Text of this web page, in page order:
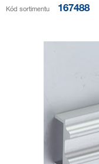
Kód sortimentu 167488